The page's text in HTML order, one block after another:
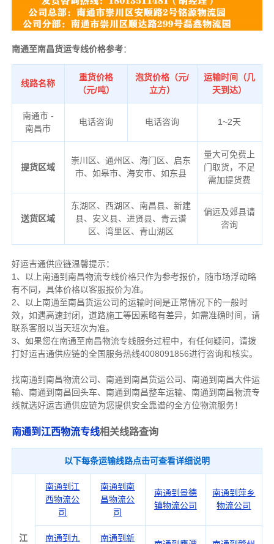
南通至南昌货运专线价格参考：
线路名称
重货价格
（元/吨）
泡货价格（元/
立方）
运输时间（几
天到达）
南通市 -
南昌市
电话咨询 电话咨询 1~2天
提货区域
崇川区、通州区、海门区、启东
市、如皋市、海安市、如东县
量大可免费上
门取货，不足
需加提货费
送货区域
东湖区、西湖区、南昌县、新建
县、安义县、进贤县、青云谱
区、湾里区、青山湖区
偏远及郊县请
咨询
好运吉通供应链温馨提示：
1、以上南通到南昌物流专线价格只作为参考报价，随市场浮动略
有不同，具体价格以客服报价为准。
2、以上南通至南昌货运公司的运输时间是正常情况下的一般时
效，如遇高速封闭，道路施工等因素略有差异，如需准确时间，请
联系客服以当天班次为准。
3、如果您在南通至南昌物流专线服务过程中，有任何疑问，请拨
打好运吉通供应链的全国服务热线4008091856进行咨询和核实。
找南通到南昌物流公司、南通到南昌货运公司、南通到南昌大件运
输、南通到南昌回头车、南通到南昌整车运输、南通到南昌物流专
线就选好运吉通供应链为您提供安全靠谱的全方位物流服务！
南通到江西物流专线相关线路查询
以下每条运输线路点击可查看详细说明
江
南通到江
西物流公
司
南通到南
昌物流公
司
南通到景德
镇物流公司
南通到萍乡
物流公司
南通到九
南通到新